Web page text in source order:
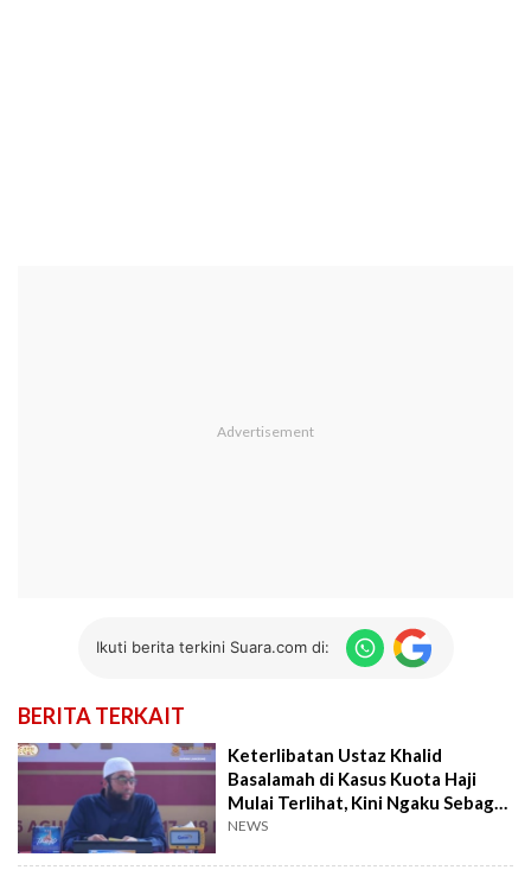
Ikuti berita terkini Suara.com di:
BERITA TERKAIT
Keterlibatan Ustaz Khalid
Basalamah di Kasus Kuota Haji
Mulai Terlihat, Kini Ngaku Sebagai
Korban
NEWS